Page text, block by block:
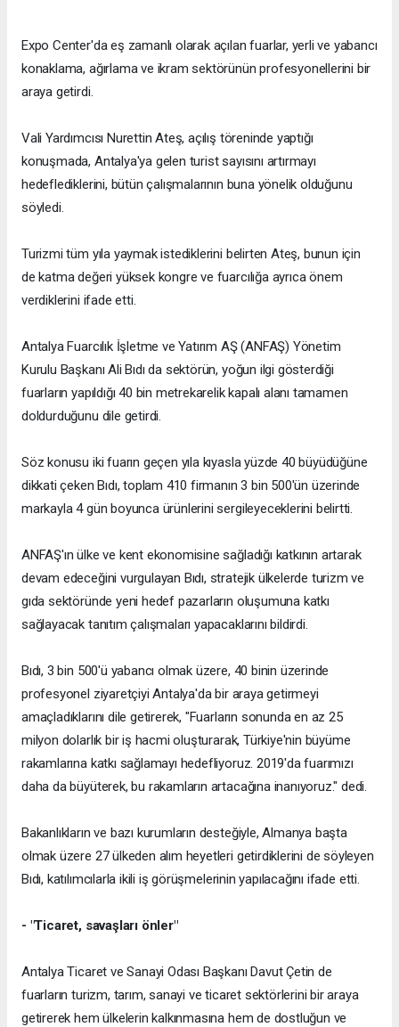
Expo Center'da eş zamanlı olarak açılan fuarlar, yerli ve yabancı
konaklama, ağırlama ve ikram sektörünün profesyonellerini bir
araya getirdi.
Vali Yardımcısı Nurettin Ateş, açılış töreninde yaptığı
konuşmada, Antalya'ya gelen turist sayısını artırmayı
hedeflediklerini, bütün çalışmalarının buna yönelik olduğunu
söyledi.
Turizmi tüm yıla yaymak istediklerini belirten Ateş, bunun için
de katma değeri yüksek kongre ve fuarcılığa ayrıca önem
verdiklerini ifade etti.
Antalya Fuarcılık İşletme ve Yatırım AŞ (ANFAŞ) Yönetim
Kurulu Başkanı Ali Bıdı da sektörün, yoğun ilgi gösterdiği
fuarların yapıldığı 40 bin metrekarelik kapalı alanı tamamen
doldurduğunu dile getirdi.
Söz konusu iki fuarın geçen yıla kıyasla yüzde 40 büyüdüğüne
dikkati çeken Bıdı, toplam 410 firmanın 3 bin 500'ün üzerinde
markayla 4 gün boyunca ürünlerini sergileyeceklerini belirtti.
ANFAŞ'ın ülke ve kent ekonomisine sağladığı katkının artarak
devam edeceğini vurgulayan Bıdı, stratejik ülkelerde turizm ve
gıda sektöründe yeni hedef pazarların oluşumuna katkı
sağlayacak tanıtım çalışmaları yapacaklarını bildirdi.
Bıdı, 3 bin 500'ü yabancı olmak üzere, 40 binin üzerinde
profesyonel ziyaretçiyi Antalya'da bir araya getirmeyi
amaçladıklarını dile getirerek, "Fuarların sonunda en az 25
milyon dolarlık bir iş hacmi oluşturarak, Türkiye'nin büyüme
rakamlarına katkı sağlamayı hedefliyoruz. 2019'da fuarımızı
daha da büyüterek, bu rakamların artacağına inanıyoruz." dedi.
Bakanlıkların ve bazı kurumların desteğiyle, Almanya başta
olmak üzere 27 ülkeden alım heyetleri getirdiklerini de söyleyen
Bıdı, katılımcılarla ikili iş görüşmelerinin yapılacağını ifade etti.
- "Ticaret, savaşları önler"
Antalya Ticaret ve Sanayi Odası Başkanı Davut Çetin de
fuarların turizm, tarım, sanayi ve ticaret sektörlerini bir araya
getirerek hem ülkelerin kalkınmasına hem de dostluğun ve